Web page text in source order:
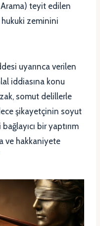
Arama) teyit edilen
hukuki zeminini
uyarınca verilen
iddiasına konu
somut delillerle
şikayetçinin soyut
bir yaptırım
ve hakkaniyete